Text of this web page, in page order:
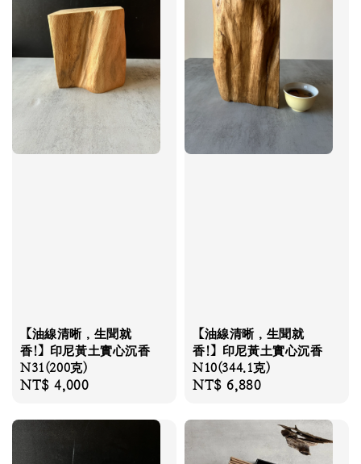
【油線清晰，生聞就
香!】印尼黃土實心沉香
N31(200克)
Regular
NT$ 4,000
【油線清晰，生聞就
香!】印尼黃土實心沉香
N10(344.1克)
Regular
NT$ 6,880